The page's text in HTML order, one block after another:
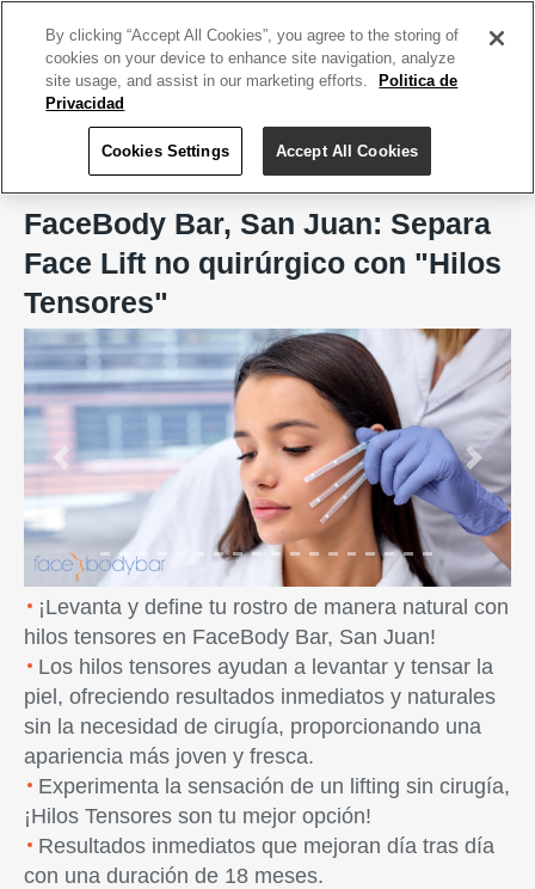
FaceBody Bar, San Juan
FaceBody Bar, San Juan: Separa
Face Lift no quirúrgico con "Hilos
Tensores"
Previous Next
¡Levanta y define tu rostro de manera natural con
hilos tensores en FaceBody Bar, San Juan!
Los hilos tensores ayudan a levantar y tensar la
piel, ofreciendo resultados inmediatos y naturales
sin la necesidad de cirugía, proporcionando una
apariencia más joven y fresca.
Experimenta la sensación de un lifting sin cirugía,
¡Hilos Tensores son tu mejor opción!
Resultados inmediatos que mejoran día tras día
con una duración de 18 meses.
By clicking “Accept All Cookies”, you agree to the storing of
cookies on your device to enhance site navigation, analyze
site usage, and assist in our marketing efforts.
Politica de
Privacidad
Cookies Settings Accept All Cookies